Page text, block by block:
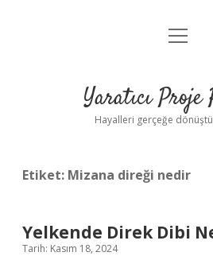
Anasayfa
Yasal Uyarı
menüyü
Yaratıcı Proje
Hayalleri gerçeğe
Etiket: Mizana direği nedir
Yelkende Direk Dibi
Tarih: Kasım 18, 2024